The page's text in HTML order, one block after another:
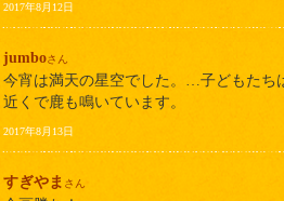
2017年8月12日
jumboさん
今宵は満天の星空でした。…子どもたち
近くで鹿も鳴いています。
2017年8月13日
すぎやま さん